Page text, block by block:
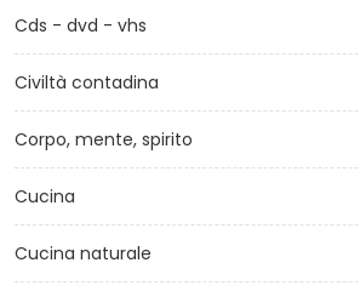
Cds - dvd - vhs
Civiltà contadina
Corpo, mente, spirito
Cucina
Cucina naturale